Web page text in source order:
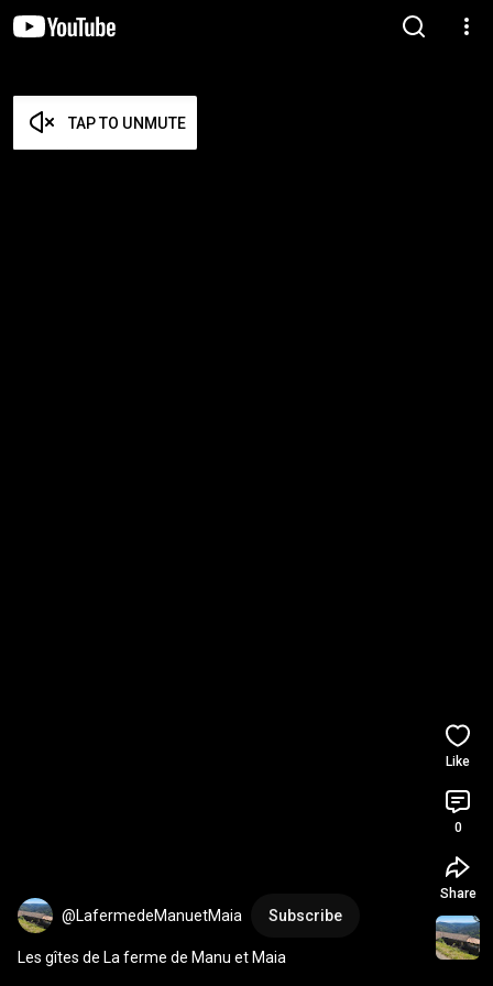
TAP TO UNMUTE
@LafermedeManuetMaia Subscribe
Les gîtes de La ferme de Manu et Maia
Like
0
Share